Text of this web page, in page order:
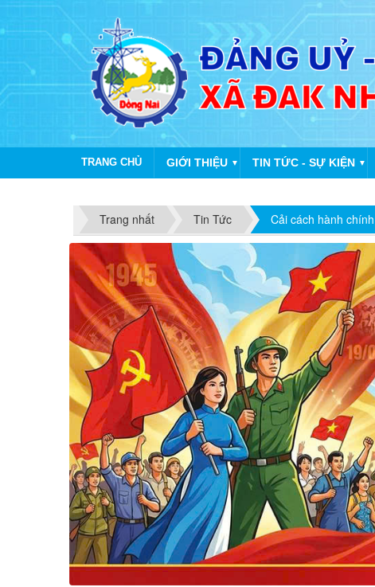
TRANG CHỦ GIỚI THIỆU ▼ TIN TỨC - SỰ KIỆN ▼
Trang nhất
Tin Tức Cải cách hành chính